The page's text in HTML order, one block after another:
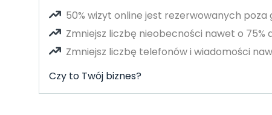
50% wizyt online jest rezerwowanych
Zmniejsz liczbę nieobecności nawet o 75%
Zmniejsz liczbę telefonów i wiadomości
Czy to Twój biznes?